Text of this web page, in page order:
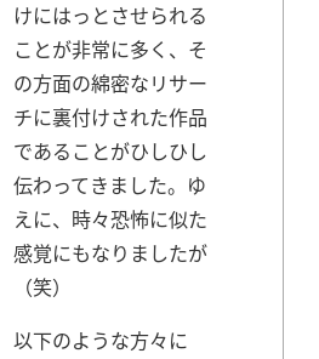
けにはっとさせられる
ことが非常に多く、そ
の方面の綿密なリサー
チに裏付けされた作品
であることがひしひし
伝わってきました。 ゆ
えに、時々恐怖に似た
感覚にもなりましたが
（笑）
以下のような方々に